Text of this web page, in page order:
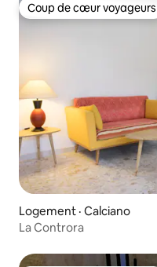
Coup de cœur voyageurs
Coup de cœur voyageurs
Logement · Calciano
La Controra